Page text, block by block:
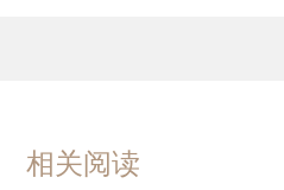
相关阅读